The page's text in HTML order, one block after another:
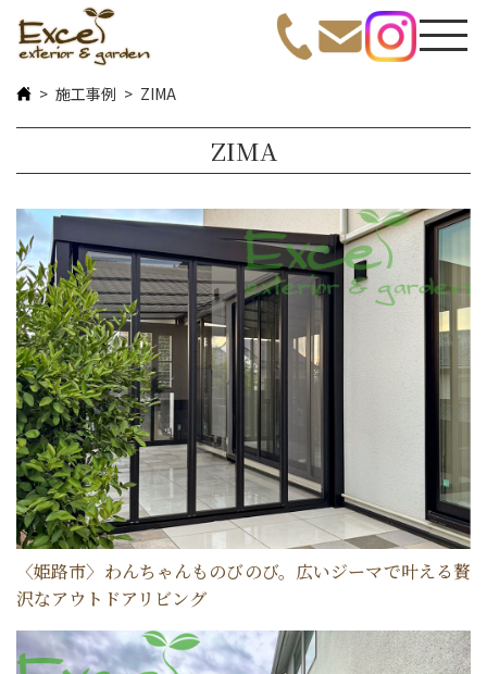
施工事例 ZIMA
ZIMA
〈姫路市〉わんちゃんものびのび。広いジーマで叶える贅
沢なアウトドアリビング